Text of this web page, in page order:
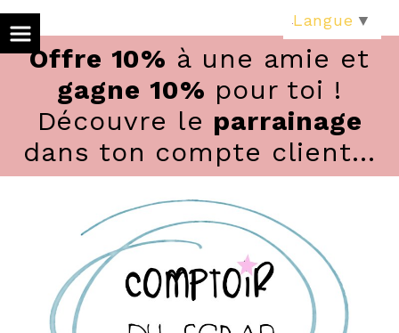
Offre 10% à une amie et
gagne 10% pour toi !
Découvre le parrainage
dans ton compte client...
Langue ▼